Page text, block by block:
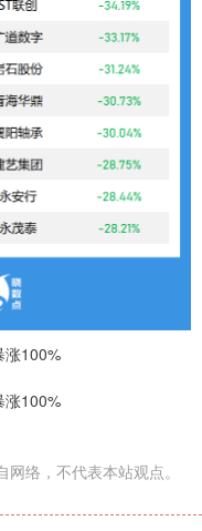
涨100%
涨100%
络，不代表本站观点。